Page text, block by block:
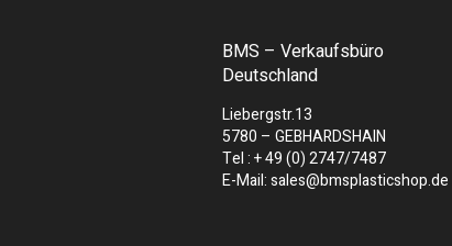
BMS – Verkaufsbüro
Deutschland
Liebergstr.13
5780 – GEBHARDSHAIN
Tel : + 49 (0) 2747/7487
E-Mail: sales@bmsplasticshop.de